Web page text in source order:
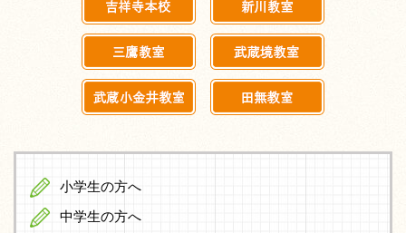
小学生の方へ
中学生の方へ